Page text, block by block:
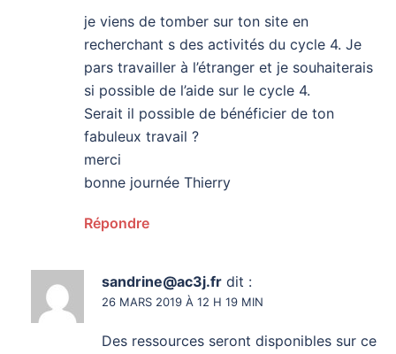
je viens de tomber sur ton site en
recherchant s des activités du cycle 4. Je
pars travailler à l’étranger et je souhaiterais
si possible de l’aide sur le cycle 4.
Serait il possible de bénéficier de ton
fabuleux travail ?
merci
bonne journée Thierry
Répondre
sandrine@ac3j.fr dit :
26 MARS 2019 À 12 H 19 MIN
Des ressources seront disponibles sur ce